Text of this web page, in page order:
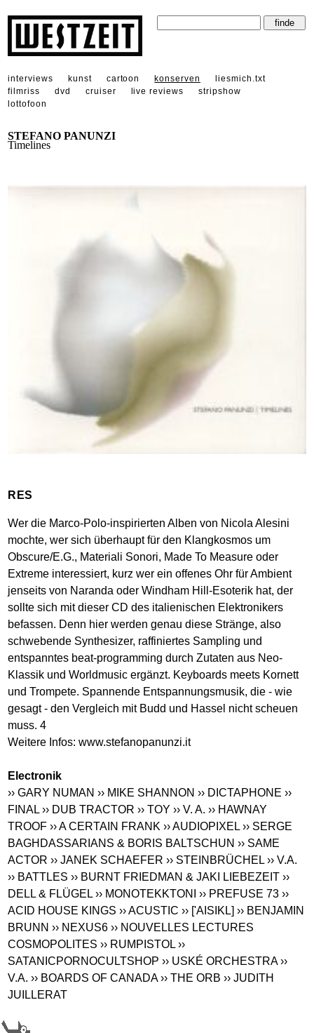
interviews kunst cartoon konserven
liesmich.txt
filmriss
dvd cruiser live reviews
stripshow
lottofoon
STEFANO PANUNZI
Timelines
RES
Wer die Marco-Polo-inspirierten Alben von Nicola Alesini
mochte, wer sich überhaupt für den Klangkosmos um
Obscure/E.G., Materiali Sonori, Made To Measure oder
Extreme interessiert, kurz wer ein offenes Ohr für Ambient
jenseits von Naranda oder Windham Hill-Esoterik hat, der
sollte sich mit dieser CD des italienischen Elektronikers
befassen. Denn hier werden genau diese Stränge, also
schwebende Synthesizer, raffiniertes Sampling und
entspanntes beat-programming durch Zutaten aus Neo-
Klassik und Worldmusic ergänzt. Keyboards meets Kornett
und Trompete. Spannende Entspannungsmusik, die - wie
gesagt - den Vergleich mit Budd und Hassel nicht scheuen
muss. 4
Weitere Infos:www.stefanopanunzi.it
Electronik
›› GARY NUMAN ›› MIKE SHANNON ›› DICTAPHONE ››
FINAL ›› DUB TRACTOR ›› TOY ›› V. A. ›› HAWNAY
TROOF ›› A CERTAIN FRANK ›› AUDIOPIXEL ›› SERGE
BAGHDASSARIANS & BORIS BALTSCHUN ›› SAME
ACTOR ›› JANEK SCHAEFER ›› STEINBRÜCHEL ›› V.A.
›› BATTLES ›› BURNT FRIEDMAN & JAKI LIEBEZEIT ››
DELL & FLÜGEL ›› MONOTEKKTONI ›› PREFUSE 73 ››
ACID HOUSE KINGS ›› ACUSTIC ›› ['AISIKL] ›› BENJAMIN
BRUNN ›› NEXUS6 ›› NOUVELLES LECTURES
COSMOPOLITES ›› RUMPISTOL ››
SATANICPORNOCULTSHOP ›› USKÉ ORCHESTRA ››
V.A. ›› BOARDS OF CANADA ›› THE ORB ›› JUDITH
JUILLERAT